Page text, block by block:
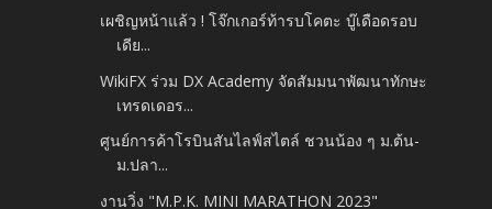
เผชิญหน้าแล้ว ! โจ๊กเกอร์ท้ารบโคตะ บู๊เดือดรอบ
เดีย...
WikiFX ร่วม DX Academy จัดสัมมนาพัฒนาทักษะ
เทรดเดอร...
ศูนย์การค้าโรบินสันไลฟ์สไตล์ ชวนน้อง ๆ ม.ต้น-
ม.ปลา...
งานวิ่ง "M.P.K. MINI MARATHON 2023"